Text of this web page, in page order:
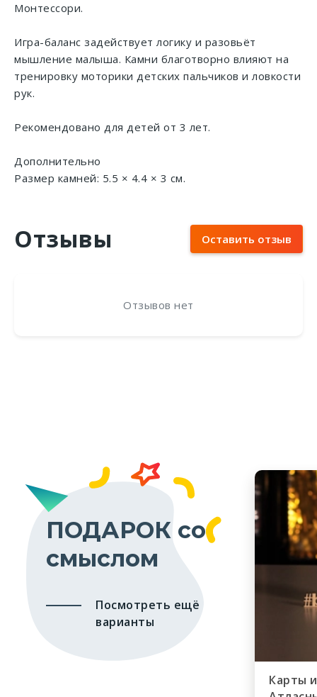
Монтессори.
Игра-баланс задействует логику и разовьёт
мышление малыша. Камни благотворно влияют на
тренировку моторики детских пальчиков и ловкости
рук.
Рекомендовано для детей от 3 лет.
Дополнительно
Размер камней: 5.5 × 4.4 × 3 см.
Отзывы Оставить отзыв
Отзывов нет
ПОДАРОК со
смыслом
Посмотреть ещё
варианты
Карты